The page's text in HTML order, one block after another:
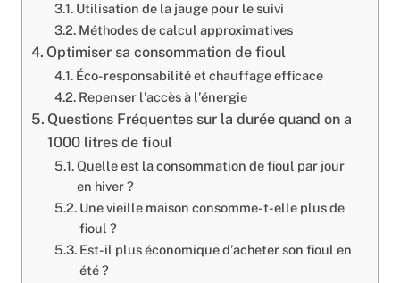
Utilisation de la jauge pour le suivi
Méthodes de calcul approximatives
Optimiser sa consommation de fioul
Éco-responsabilité et chauffage efficace
Repenser l’accès à l’énergie
Questions Fréquentes sur la durée quand on a
1000 litres de fioul
Quelle est la consommation de fioul par jour
en hiver ?
Une vieille maison consomme-t-elle plus de
fioul ?
Est-il plus économique d’acheter son fioul en
été ?